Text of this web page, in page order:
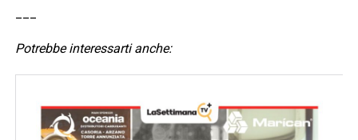
Potrebbe interessarti anche: